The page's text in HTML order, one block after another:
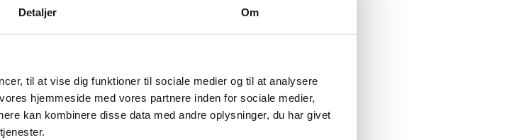
Detaljer Om
til at vise dig funktioner til sociale medier og til at analysere
hjemmeside med vores partnere inden for sociale medier,
kan kombinere disse data med andre oplysninger, du har givet